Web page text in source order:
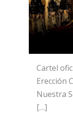
Cartel
Erección
Nuestra
[…]